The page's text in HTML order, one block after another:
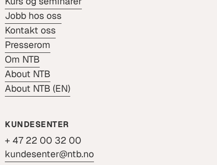
Jobb hos oss
Kontakt oss
Presserom
Om NTB
About NTB
About NTB (EN)
KUNDESENTER
+ 47 22 00 32 00
kundesenter@ntb.no